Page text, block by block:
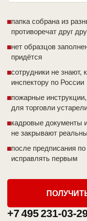
папка собрана из
противоречат друг
нет образцов
придётся
сотрудники не знают,
инспектору по России
пожарные
для торговли
кадровые документы
не закрывают
после предписания по
исправлять первым
+7 495 231-03-